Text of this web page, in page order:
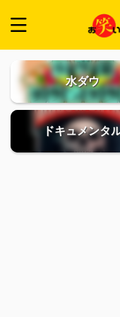
水ダウ
ドキュメンタ